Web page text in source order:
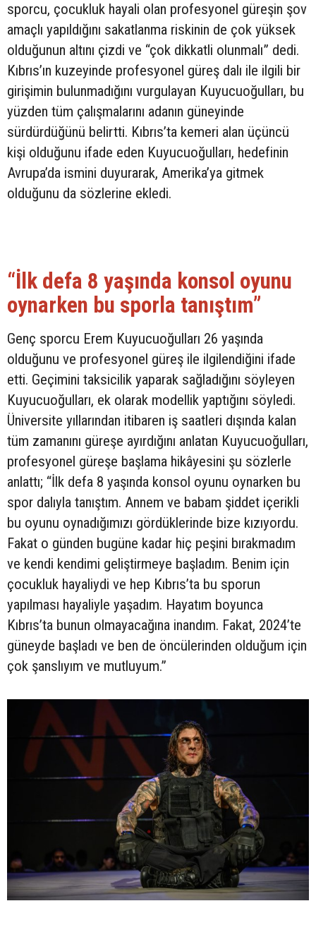
sporcu, çocukluk hayali olan profesyonel güreşin şov
amaçlı yapıldığını sakatlanma riskinin de çok yüksek
olduğunun altını çizdi ve “çok dikkatli olunmalı” dedi.
Kıbrıs’ın kuzeyinde profesyonel güreş dalı ile ilgili bir
girişimin bulunmadığını vurgulayan Kuyucuoğulları, bu
yüzden tüm çalışmalarını adanın güneyinde
sürdürdüğünü belirtti. Kıbrıs’ta kemeri alan üçüncü
kişi olduğunu ifade eden Kuyucuoğulları, hedefinin
Avrupa’da ismini duyurarak, Amerika’ya gitmek
olduğunu da sözlerine ekledi.
“İlk defa 8 yaşında konsol oyunu
oynarken bu sporla tanıştım”
Genç sporcu Erem Kuyucuoğulları 26 yaşında
olduğunu ve profesyonel güreş ile ilgilendiğini ifade
etti. Geçimini taksicilik yaparak sağladığını söyleyen
Kuyucuoğulları, ek olarak modellik yaptığını söyledi.
Üniversite yıllarından itibaren iş saatleri dışında kalan
tüm zamanını güreşe ayırdığını anlatan Kuyucuoğulları,
profesyonel güreşe başlama hikâyesini şu sözlerle
anlattı; “İlk defa 8 yaşında konsol oyunu oynarken bu
spor dalıyla tanıştım. Annem ve babam şiddet içerikli
bu oyunu oynadığımızı gördüklerinde bize kızıyordu.
Fakat o günden bugüne kadar hiç peşini bırakmadım
ve kendi kendimi geliştirmeye başladım. Benim için
çocukluk hayaliydi ve hep Kıbrıs’ta bu sporun
yapılması hayaliyle yaşadım. Hayatım boyunca
Kıbrıs’ta bunun olmayacağına inandım. Fakat, 2024’te
güneyde başladı ve ben de öncülerinden olduğum için
çok şanslıyım ve mutluyum.”